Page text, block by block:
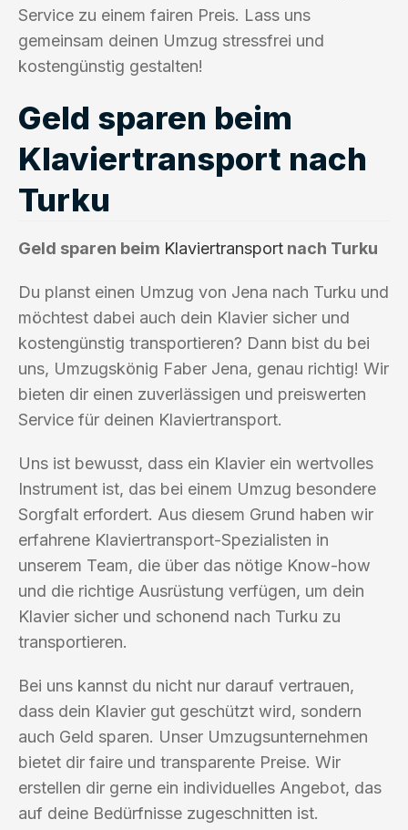
Service zu einem fairen Preis. Lass uns
gemeinsam deinen Umzug stressfrei und
kostengünstig gestalten!
Geld sparen beim
Klaviertransport nach
Turku
Geld sparen beim Klaviertransport nach Turku
Du planst einen Umzug von Jena nach Turku und
möchtest dabei auch dein Klavier sicher und
kostengünstig transportieren? Dann bist du bei
uns, Umzugskönig Faber Jena, genau richtig! Wir
bieten dir einen zuverlässigen und preiswerten
Service für deinen Klaviertransport.
Uns ist bewusst, dass ein Klavier ein wertvolles
Instrument ist, das bei einem Umzug besondere
Sorgfalt erfordert. Aus diesem Grund haben wir
erfahrene Klaviertransport-Spezialisten in
unserem Team, die über das nötige Know-how
und die richtige Ausrüstung verfügen, um dein
Klavier sicher und schonend nach Turku zu
transportieren.
Bei uns kannst du nicht nur darauf vertrauen,
dass dein Klavier gut geschützt wird, sondern
auch Geld sparen. Unser Umzugsunternehmen
bietet dir faire und transparente Preise. Wir
erstellen dir gerne ein individuelles Angebot, das
auf deine Bedürfnisse zugeschnitten ist.